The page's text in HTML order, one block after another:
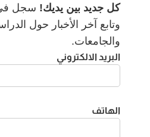
كل جديد بين يديك! سجل في
وتابع آخر الأخبار حول
والجامعات.
البريد الالكتروني
الهاتف